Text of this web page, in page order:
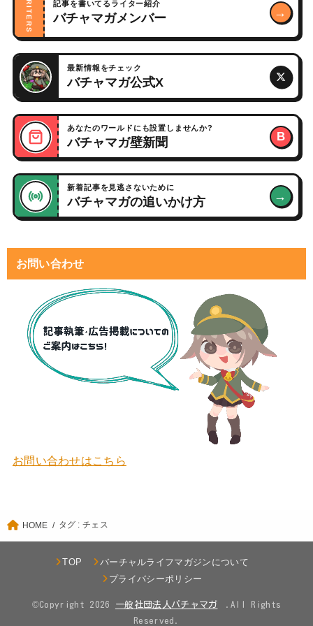
WRITERS 記事を書いてるライター紹介
バチャマガメンバー →
最新情報をチェック
バチャマガ公式X
あなたのワールドにも設置しませんか?
バチャマガ壁新聞 B
新着記事を見逃さないために
バチャマガの追いかけ方 →
お問い合わせ
お問い合わせはこちら
HOME タグ : チェス
TOP
バーチャルライフマガジンについて
プライバシーポリシー
©Copyright 2026
.All Rights
Reserved.